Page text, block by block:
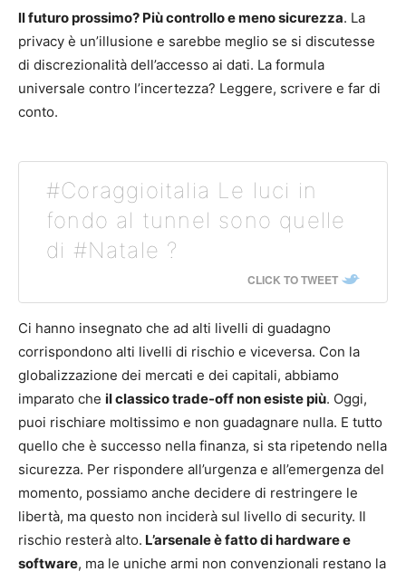
ll futuro prossimo? Più controllo e meno sicurezza. La
privacy è un’illusione e sarebbe meglio se si discutesse
di discrezionalità dell’accesso ai dati. La formula
universale contro l’incertezza? Leggere, scrivere e far di
conto.
#Coraggioitalia Le luci in
fondo al tunnel sono quelle
di #Natale ?
CLICK TO TWEET
Ci hanno insegnato che ad alti livelli di guadagno
corrispondono alti livelli di rischio e viceversa. Con la
globalizzazione dei mercati e dei capitali, abbiamo
imparato che il classico trade-off non esiste più. Oggi,
puoi rischiare moltissimo e non guadagnare nulla. E tutto
quello che è successo nella finanza, si sta ripetendo nella
sicurezza. Per rispondere all’urgenza e all’emergenza del
momento, possiamo anche decidere di restringere le
libertà, ma questo non inciderà sul livello di security. Il
rischio resterà alto. L’arsenale è fatto di hardware e
software, ma le uniche armi non convenzionali restano la